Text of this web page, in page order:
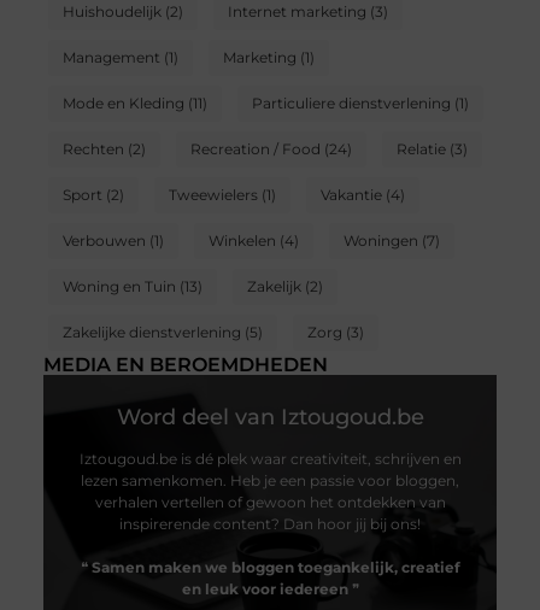
Huishoudelijk (2) Internet marketing (3)
Management (1) Marketing (1)
Mode en Kleding (11) Particuliere dienstverlening (1)
Rechten (2) Recreation / Food (24) Relatie(3)
Sport (2) Tweewielers(1) Vakantie(4)
Verbouwen (1) Winkelen (4) Woningen (7)
Woning en Tuin (13) Zakelijk (2)
Zakelijke dienstverlening (5) Zorg (3)
MEDIA EN BEROEMDHEDEN
Word deel van Iztougoud.be
Iztougoud.be is dé plek waar creativiteit, schrijven en
lezen samenkomen. Heb je een passie voor bloggen,
verhalen vertellen of gewoon het ontdekken van
inspirerende content? Dan hoor jij bij ons!
❝ Samen maken we bloggen toegankelijk, creatief
en leuk voor iedereen❞